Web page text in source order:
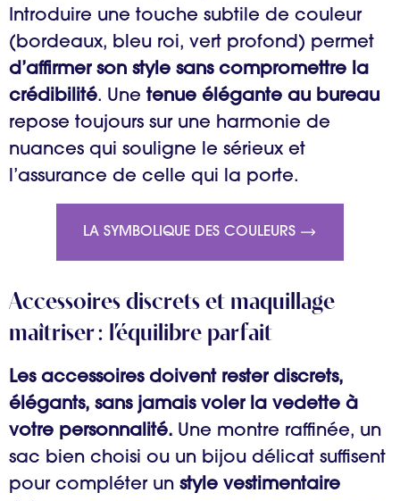
Introduire une touche subtile de couleur
(bordeaux, bleu roi, vert profond) permet
d’affirmer son style sans compromettre la
crédibilité. Une tenue élégante au bureau
repose toujours sur une harmonie de
nuances qui souligne le sérieux et
l’assurance de celle qui la porte.
LA SYMBOLIQUE DES COULEURS
Accessoires discrets et maquillage
maîtriser : l’équilibre parfait
Les accessoires doivent rester discrets,
élégants, sans jamais voler la vedette à
votre personnalité. Une montre raffinée, un
sac bien choisi ou un bijou délicat suffisent
pour compléter un style vestimentaire